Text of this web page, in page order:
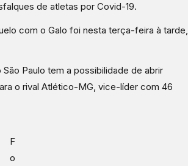
de atletas por Covid-19.
com o Galo foi nesta terça-feira à tarde,
Paulo tem a possibilidade de abrir
o rival Atlético-MG, vice-líder com 46
F
o